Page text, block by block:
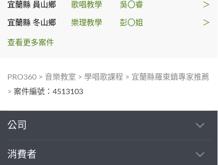
宜蘭縣 員山鄉 歌唱教學 吳〇睿 ＞
宜蘭縣 冬山鄉 樂理教學 彭〇姐 ＞
查看更多案件
PRO360 > 音樂教室 > 學唱歌課程 > 宜蘭縣羅東鎮專家推薦
> 案件編號：4513103
公司
消費者